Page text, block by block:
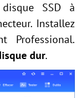
SSD à
Installez
Professional.
dur.